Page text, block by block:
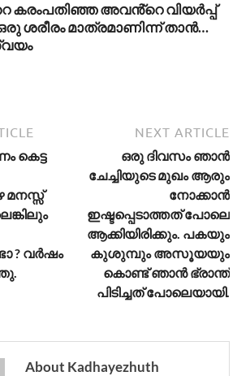
കരംപതിഞ്ഞ അവൻ്റെ വിയർപ്പ്
ശരീരം മാത്രമാണിന്ന് താൻ…
കെട്ട
മനസ്സ്
? വർഷം
NEXT ARTICLE
ഒരു ദിവസം ഞാൻ
ചേച്ചിയുടെ മുഖം ആരും
നോക്കാൻ
ഇഷ്ടപ്പെടാത്തത് പോലെ
ആക്കിയിരിക്കും. പകയും
കുശുമ്പും അസൂയയും
കൊണ്ട് ഞാൻ ഭ്രാന്ത്‌
പിടിച്ചത് പോലെയായി.
About Kadhayezhuth